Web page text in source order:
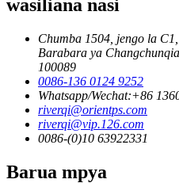
wasiliana nasi
Chumba 1504, jengo la
Barabara ya
100089
0086-136 0124 9252
Whatsapp/Wechat:+86
riverqi@orientps.com
riverqi@vip.126.com
0086-(0)10 63922331
Barua mpya